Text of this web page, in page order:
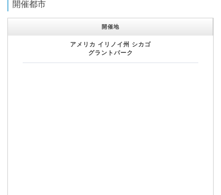
開催都市
開催地
アメリカ イリノイ州 シカゴ
グラントパーク